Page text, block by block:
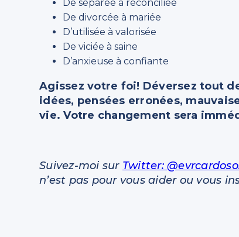
De séparée à réconciliée
De divorcée à mariée
D’utilisée à valorisée
De viciée à saine
D’anxieuse à confiante
Agissez votre foi! Déversez tout
idées, pensées erronées,
vie. Votre changement sera
Suivez-moi sur Twitter:
n’est pas pour vous aider ou vous